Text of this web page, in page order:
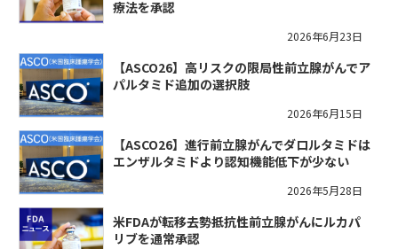
療法を承認
2026年6月23日
【ASCO26】高リスクの限局性前立腺がんでア
パルタミド追加の選択肢
2026年6月15日
【ASCO26】進行前立腺がんでダロルタミドは
エンザルタミドより認知機能低下が少ない
2026年5月28日
米FDAが転移去勢抵抗性前立腺がんにルカパ
リブを通常承認